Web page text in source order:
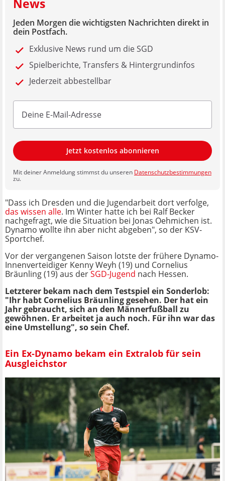
News
Jeden Morgen die wichtigsten Nachrichten direkt in
dein Postfach.
Exklusive News rund um die SGD
Spielberichte, Transfers & Hintergrundinfos
Jederzeit abbestellbar
Jetzt kostenlos abonnieren
Mit deiner Anmeldung stimmst du unseren Datenschutzbestimmungen
zu.
"Dass ich Dresden und die Jugendarbeit dort verfolge,
das wissen alle. Im Winter hatte ich bei Ralf Becker
nachgefragt, wie die Situation bei Jonas Oehmichen ist.
Dynamo wollte ihn aber nicht abgeben", so der KSV-
Sportchef.
Vor der vergangenen Saison lotste der frühere Dynamo-
Innenverteidiger Kenny Weyh (19) und Cornelius
Bräunling (19) aus derSGD-Jugend nach Hessen.
Letzterer bekam nach dem Testspiel ein Sonderlob:
"Ihr habt Cornelius Bräunling gesehen. Der hat ein
Jahr gebraucht, sich an den Männerfußball zu
gewöhnen. Er arbeitet ja auch noch. Für ihn war das
eine Umstellung", so sein Chef.
Ein Ex-Dynamo bekam ein Extralob für sein
Ausgleichstor